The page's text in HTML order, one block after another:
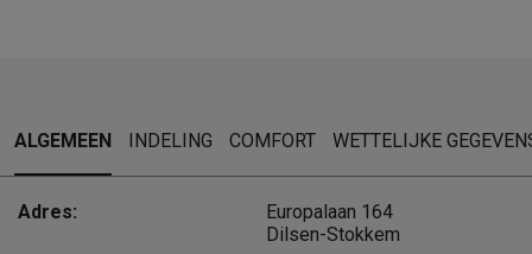
ALGEMEEN INDELING COMFORT WETTELIJKE
Adres:
Europalaan 164
Dilsen-Stokkem